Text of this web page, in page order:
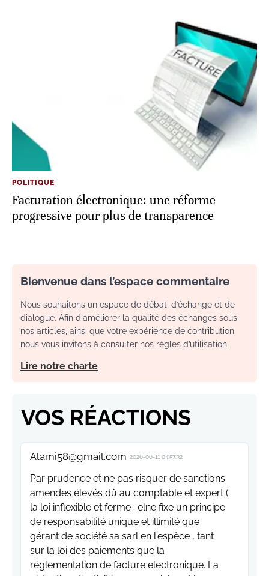
POLITIQUE
Facturation électronique: une réforme
progressive pour plus de transparence
Bienvenue dans l’espace commentaire
Nous souhaitons un espace de débat, d’échange et de
dialogue. Afin d'améliorer la qualité des échanges sous
nos articles, ainsi que votre expérience de contribution,
nous vous invitons à consulter nos règles d’utilisation.
Lire notre charte
VOS RÉACTIONS
Alami58@gmail.com 2026-06-11 04:57:32
Par prudence et ne pas risquer de sanctions
amendes élevés dû au comptable et expert (
la loi inflexible et ferme : elne fixe un principe
de responsabilité unique et illimité que
gérant de société sa sarl en l'espèce , tant
sur la loi des paiements que la
réglementation de facture electronique. La